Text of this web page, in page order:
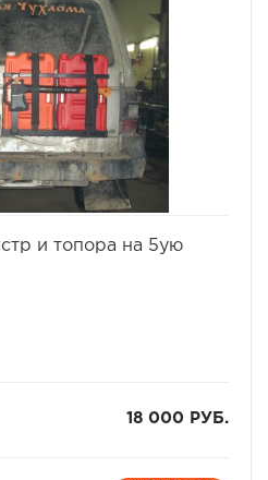
и топора на 5ую
18 000 РУБ.